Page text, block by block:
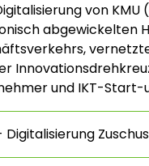
von KMU
abgewickelten
und IKT-Start-
Digitalisierung